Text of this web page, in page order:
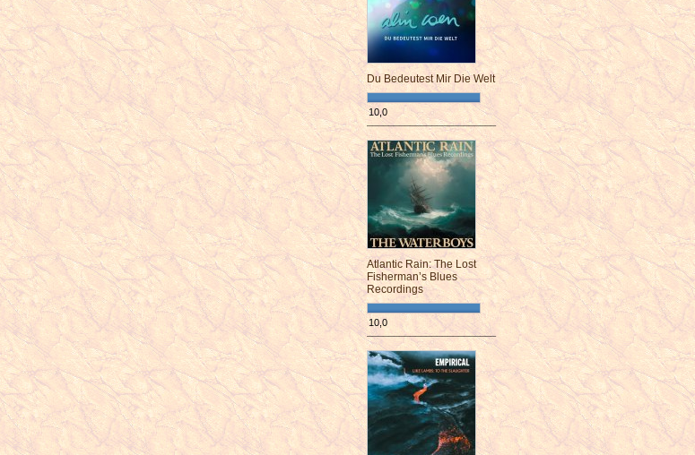
Du Bedeutest Mir Die Welt
10,0
¯¯¯¯¯¯¯¯¯¯¯¯¯¯¯¯¯¯¯¯¯¯¯¯
Atlantic Rain: The Lost
Fisherman’s Blues
Recordings
10,0
¯¯¯¯¯¯¯¯¯¯¯¯¯¯¯¯¯¯¯¯¯¯¯¯